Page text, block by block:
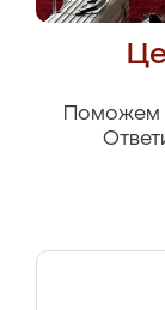
Поможем